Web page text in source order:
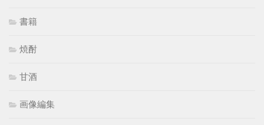
書籍
焼酎
甘酒
画像編集